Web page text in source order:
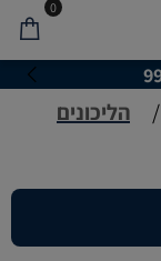
0
/
הליכונים